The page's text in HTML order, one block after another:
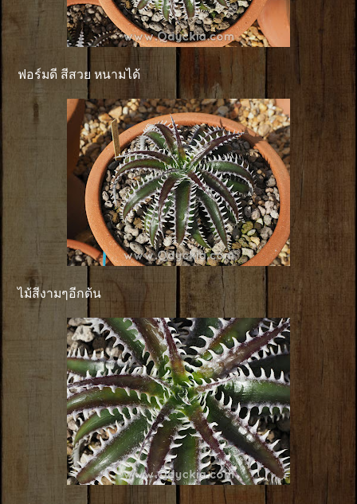
ฟอร์มดี สีสวย หนามได้
ไม้สีงามๆอีกต้น